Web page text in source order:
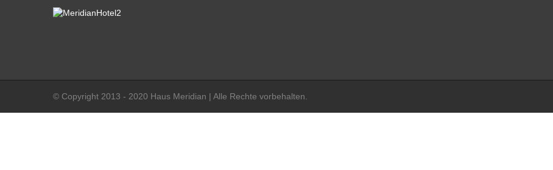
© Copyright 2013 - 2020 Haus Meridian | Alle Rechte vorbehalten.